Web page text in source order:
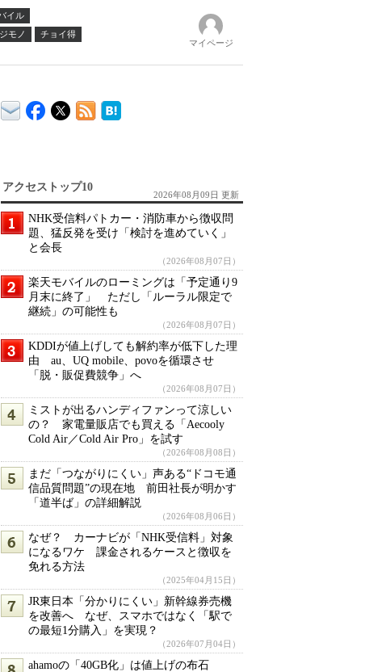
イル
モノ
チョイ得
マイページ
アクセストップ10
2026年08月09日 更新
NHK受信料パトカー・消防車から徴収問
題、猛反発を受け「検討を進めていく」
と会長
（2026年08月07日）
楽天モバイルのローミングは「予定通り9
月末に終了」 ただし「ルーラル限定で
継続」の可能性も
（2026年08月07日）
KDDIが値上げしても解約率が低下した理
由 au、UQ mobile、povoを循環させ
「脱・販促費競争」へ
（2026年08月07日）
ミストが出るハンディファンって涼しい
の？ 家電量販店でも買える「Aecooly
Cold Air／Cold Air Pro」を試す
（2026年08月08日）
まだ「つながりにくい」声ある“ドコモ通
信品質問題”の現在地 前田社長が明かす
「道半ば」の詳細解説
（2026年08月06日）
なぜ？ カーナビが「NHK受信料」対象
になるワケ 課金されるケースと徴収を
免れる方法
（2025年04月15日）
JR東日本「分かりにくい」新幹線券売機
を改善へ なぜ、スマホではなく「駅で
の最短1分購入」を実現？
（2026年07月04日）
ahamoの「40GB化」は値上げの布石